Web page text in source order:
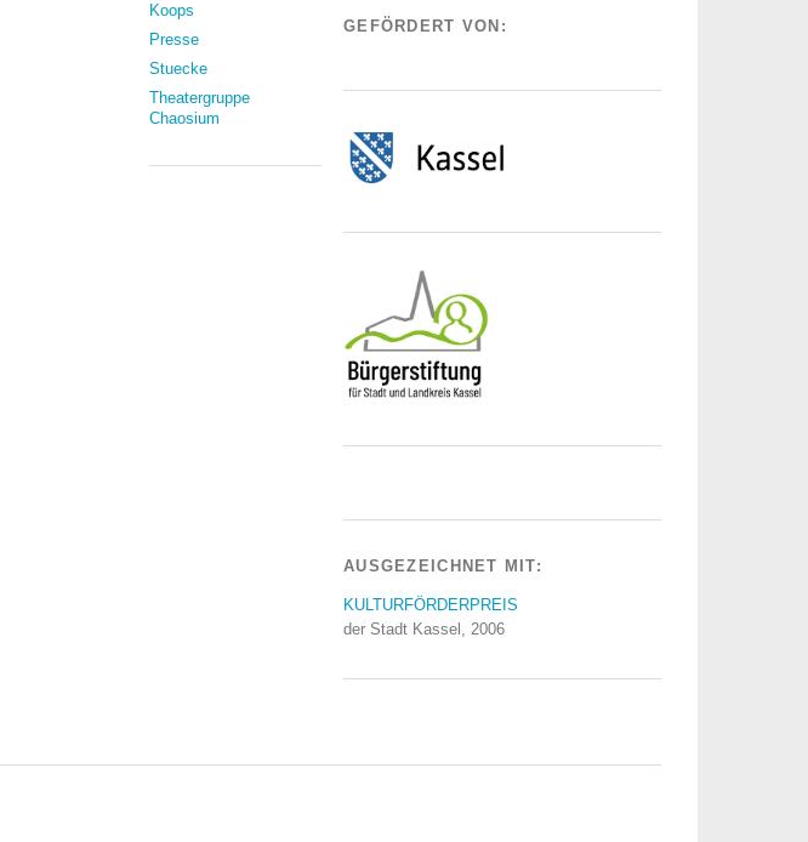
Koops
Presse
Stuecke
Theatergruppe
Chaosium
GEFÖRDERT VON:
AUSGEZEICHNET MIT:
KULTURFÖRDERPREIS
der Stadt Kassel, 2006